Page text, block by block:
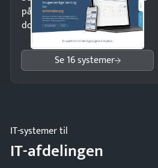
på minutter og mist ingen
dokumenter.
Se 16 systemer
IT-systemer til
IT-afdelingen